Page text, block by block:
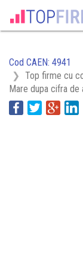
Cod CAEN: 4941
Top firme cu
Mare dupa cifra de